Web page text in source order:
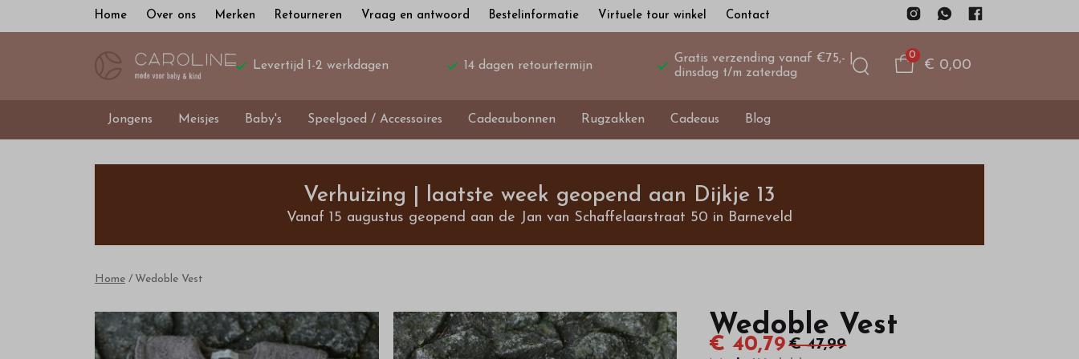
Home Over ons Merken Retourneren Vraag en antwoord Bestelinformatie Virtuele tour winkel Contact
Levertijd 1-2 werkdagen 14 dagen retourtermijn
Gratis verzending vanaf €75,- |
dinsdag t/m zaterdag
0
€ 0,00
Jongens Meisjes Baby's Speelgoed / Accessoires Cadeaubonnen Rugzakken Cadeaus Blog
Wedoble
Bestel
kinderkleding
Verhuizing | laatste week geopend aan Dijkje 13
Vanaf 15 augustus geopend aan de Jan van Schaffelaarstraat 50 in Barneveld
Home Wedoble Vest
Wedoble Vest
€ 40,79 € 47,99